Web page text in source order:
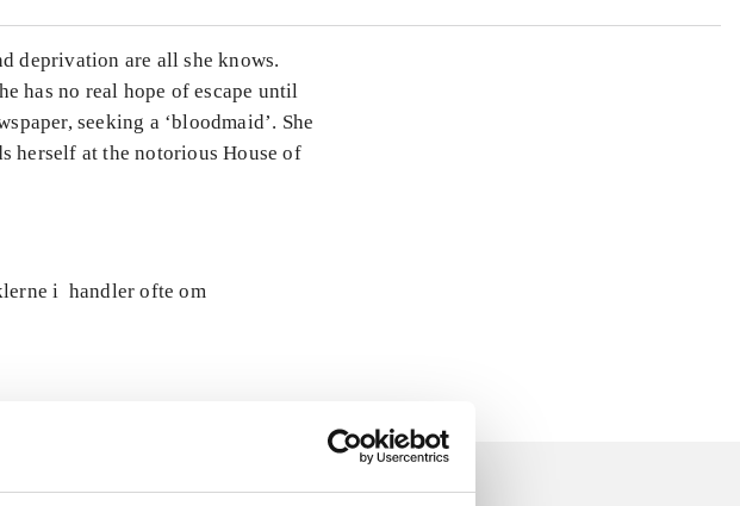
deprivation are all she knows.
has no real hope of escape until
seeking a ‘bloodmaid’. She
herself at the notorious House of
i handler ofte om